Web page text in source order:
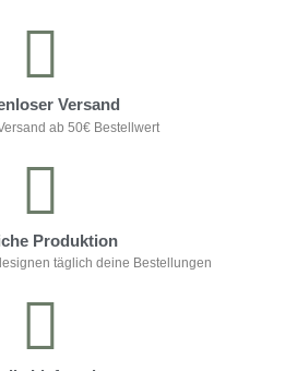
Versand
ab 50€ Bestellwert
Produktion
täglich deine Bestellungen